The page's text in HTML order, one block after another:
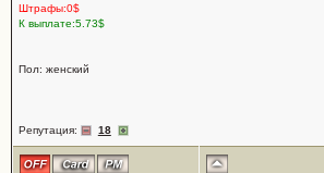
Штрафы:0$
К выплате:5.73$
Пол: женский
Репутация: 18